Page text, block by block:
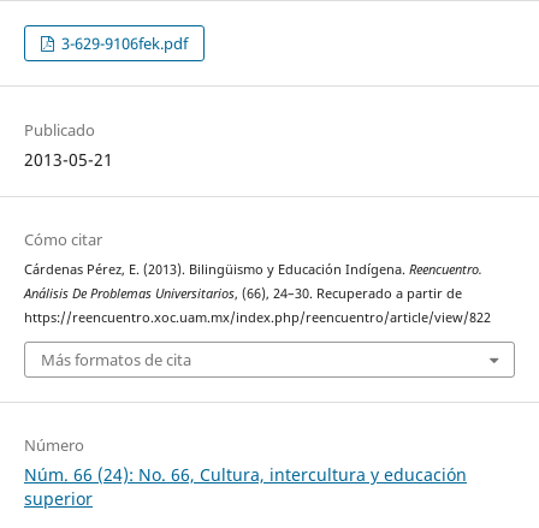
3-629-9106fek.pdf
Publicado
2013-05-21
Cómo citar
Cárdenas Pérez, E. (2013). Bilingüismo y Educación Indígena. Reencuentro.
Análisis De Problemas Universitarios, (66), 24–30. Recuperado a partir de
https://reencuentro.xoc.uam.mx/index.php/reencuentro/article/view/822
Más formatos de cita
Número
Núm. 66 (24): No. 66, Cultura, intercultura y educación
superior